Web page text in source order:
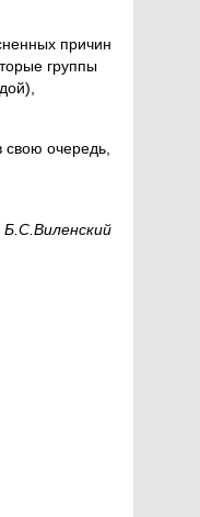
причин
группы
свою очередь,